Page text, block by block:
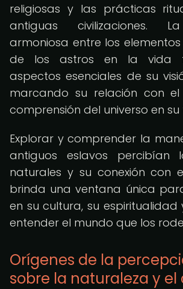
religiosas y las prácticas
antiguas civilizaciones.
armoniosa entre los
de los astros en la vida
aspectos esenciales de su
marcando su relación con
comprensión del universo en
Explorar y comprender la
antiguos eslavos percibían
naturales y su conexión con
brinda una ventana única
en su cultura, su
entender el mundo que los
Orígenes de la
sobre la naturaleza y el